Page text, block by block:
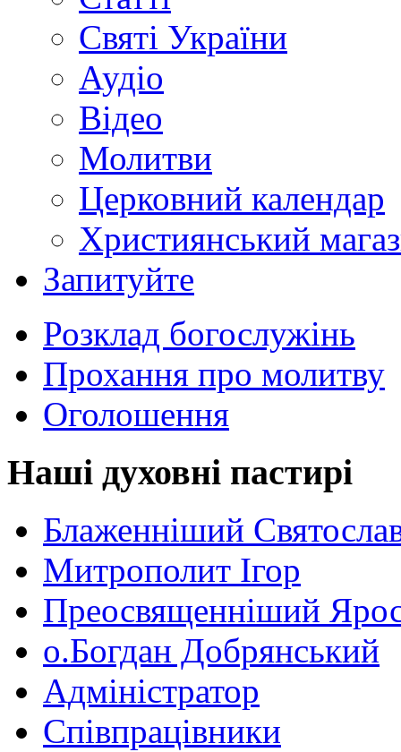
Святі України
Аудіо
Відео
Молитви
Церковний календар
Християнський
Запитуйте
Розклад богослужінь
Прохання про молитву
Оголошення
Наші духовні пастирі
Блаженніший
Митрополит Ігор
Преосвященніший
о.Богдан Добрянський
Адміністратор
Cпівпрацівники